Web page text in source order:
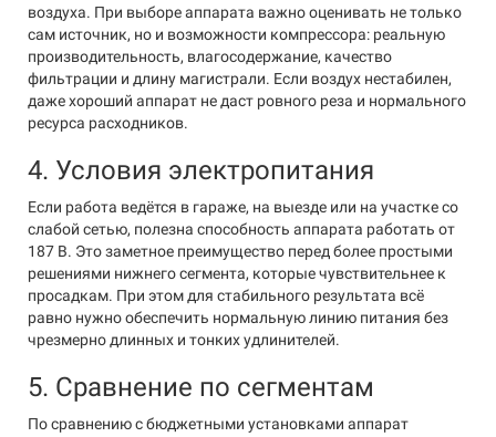
воздуха. При выборе аппарата важно оценивать не только
сам источник, но и возможности компрессора: реальную
производительность, влагосодержание, качество
фильтрации и длину магистрали. Если воздух нестабилен,
даже хороший аппарат не даст ровного реза и нормального
ресурса расходников.
4. Условия электропитания
Если работа ведётся в гараже, на выезде или на участке со
слабой сетью, полезна способность аппарата работать от
187 В. Это заметное преимущество перед более простыми
решениями нижнего сегмента, которые чувствительнее к
просадкам. При этом для стабильного результата всё
равно нужно обеспечить нормальную линию питания без
чрезмерно длинных и тонких удлинителей.
5. Сравнение по сегментам
По сравнению с бюджетными установками аппарат